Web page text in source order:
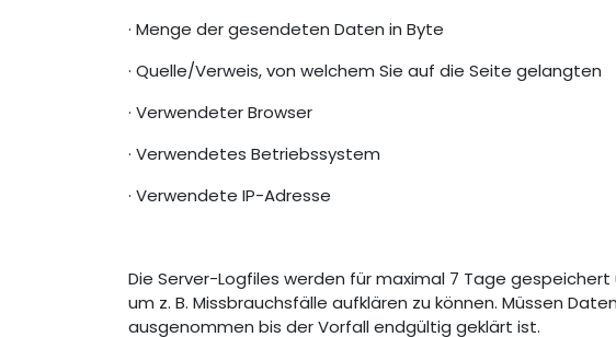
· Menge der gesendeten Daten in Byte
· Quelle/Verweis, von welchem Sie auf die Seite gelangten
· Verwendeter Browser
· Verwendetes Betriebssystem
· Verwendete IP-Adresse
Die Server-Logfiles werden für maximal 7 Tage
um z. B. Missbrauchsfälle aufklären zu können. Müssen
ausgenommen bis der Vorfall endgültig geklärt ist.